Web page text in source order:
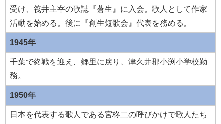
受け、筏井主宰の歌誌『蒼生』に入会。歌人として作家
活動を始める。後に『創生短歌会』代表を務める。
1945年
千葉で終戦を迎え、郷里に戻り、津久井郡小渕小学校勤
務。
1950年
日本を代表する歌人である宮柊二の呼びかけで歌人たち